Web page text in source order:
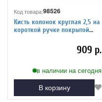
Код товара:98526
Кисть колонок круглая 2,5 на
короткой ручке покрытой
909 р.
в наличии на сегодня
В корзину